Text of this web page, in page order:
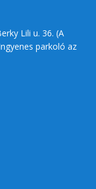
Lili u. 36. (A
parkoló az